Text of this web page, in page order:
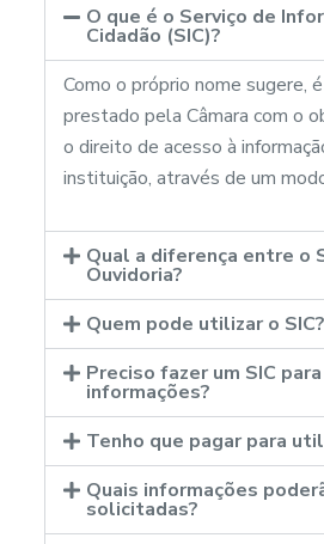
O que é o Serviço de
Cidadão (SIC)?
Como o próprio nome sugere,
prestado pela Câmara com o
o direito de acesso à
instituição, através de um
Qual a diferença entre o
Ouvidoria?
Quem pode utilizar o SIC?
Preciso fazer um SIC
informações?
Tenho que pagar para
Quais informações
solicitadas?